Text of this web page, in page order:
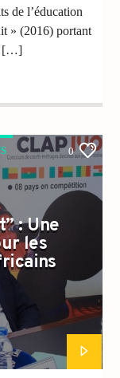
de l’éducation
» (2016) portant
[…]
0
: Une
les